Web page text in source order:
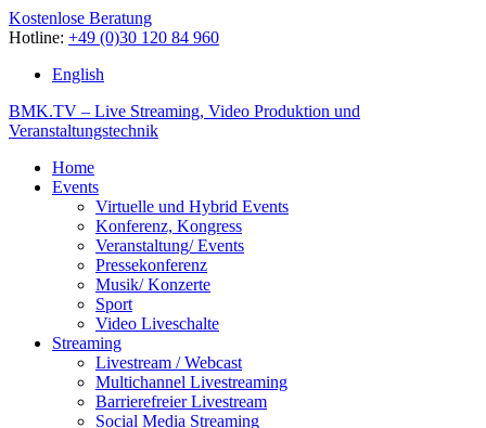
Kostenlose Beratung
Hotline: +49 (0)30 120 84 960
English
BMK.TV – Live Streaming, Video Produktion und
Veranstaltungstechnik
Home
Events
Virtuelle und Hybrid Events
Konferenz, Kongress
Veranstaltung/ Events
Pressekonferenz
Musik/ Konzerte
Sport
Video Liveschalte
Streaming
Livestream / Webcast
Multichannel Livestreaming
Barrierefreier Livestream
Social Media Streaming